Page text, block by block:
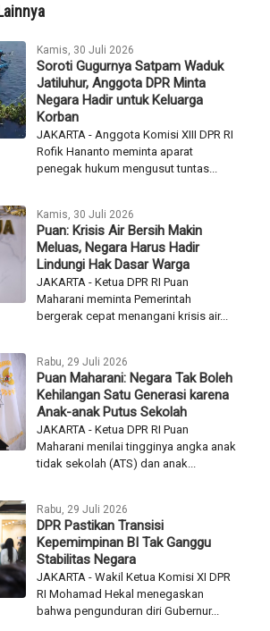
Kamis, 30 Juli 2026
Soroti Gugurnya Satpam Waduk
Jatiluhur, Anggota DPR Minta
Negara Hadir untuk Keluarga
Korban
JAKARTA - Anggota Komisi XIII DPR RI
Rofik Hananto meminta aparat
penegak hukum mengusut tuntas...
Kamis, 30 Juli 2026
Puan: Krisis Air Bersih Makin
Meluas, Negara Harus Hadir
Lindungi Hak Dasar Warga
JAKARTA - Ketua DPR RI Puan
Maharani meminta Pemerintah
bergerak cepat menangani krisis air...
Rabu, 29 Juli 2026
Puan Maharani: Negara Tak Boleh
Kehilangan Satu Generasi karena
Anak-anak Putus Sekolah
JAKARTA - Ketua DPR RI Puan
Maharani menilai tingginya angka anak
tidak sekolah (ATS) dan anak...
Rabu, 29 Juli 2026
DPR Pastikan Transisi
Kepemimpinan BI Tak Ganggu
Stabilitas Negara
JAKARTA - Wakil Ketua Komisi XI DPR
RI Mohamad Hekal menegaskan
bahwa pengunduran diri Gubernur...